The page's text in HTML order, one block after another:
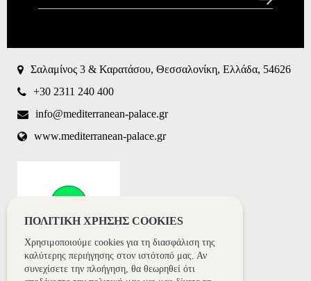
question is
whether or
not you are
a human
visitor and
automated
Σαλαμίνος 3 & Καρατάσου, Θεσσαλονίκη, Ελλάδα, 54626
+30 2311 240 400
info@mediterranean-palace.gr
www.mediterranean-palace.gr
ΠΟΛΙΤΙΚΗ ΧΡΗΣΗΣ COOKIES
Χρησιμοποιούμε cookies για τη διασφάλιση της
καλύτερης περιήγησης στον ιστότοπό μας. Αν
συνεχίσετε την πλοήγηση, θα θεωρηθεί ότι